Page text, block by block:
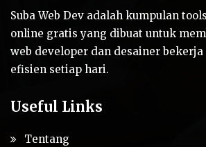
Suba Web Dev adalah kumpulan tools
online gratis yang dibuat untuk
web developer dan desainer
efisien setiap hari.
Useful Links
Tentang